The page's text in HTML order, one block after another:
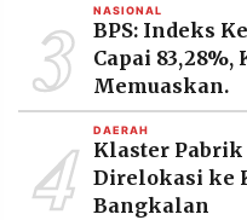
3 NASIONAL
BPS: Indeks
Capai 83,28%,
Memuaskan.
4 DAERAH
Klaster
Direlokasi ke
Bangkalan